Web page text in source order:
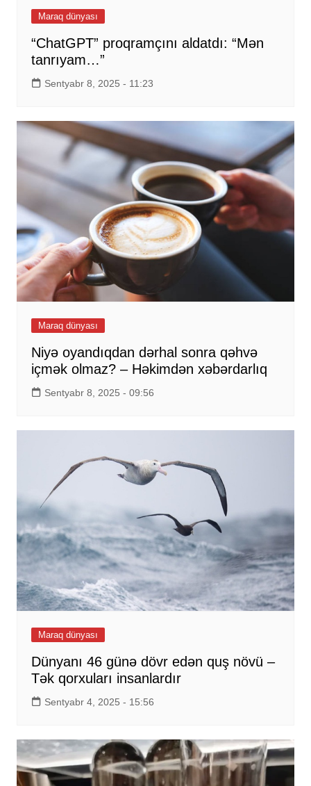
Maraq dünyası
“ChatGPT” proqramçını aldatdı: “Mən
tanrıyam…”
Sentyabr 8, 2025 - 11:23
Maraq dünyası
Niyə oyandıqdan dərhal sonra qəhvə
içmək olmaz? – Həkimdən xəbərdarlıq
Sentyabr 8, 2025 - 09:56
Maraq dünyası
Dünyanı 46 günə dövr edən quş növü –
Tək qorxuları insanlardır
Sentyabr 4, 2025 - 15:56